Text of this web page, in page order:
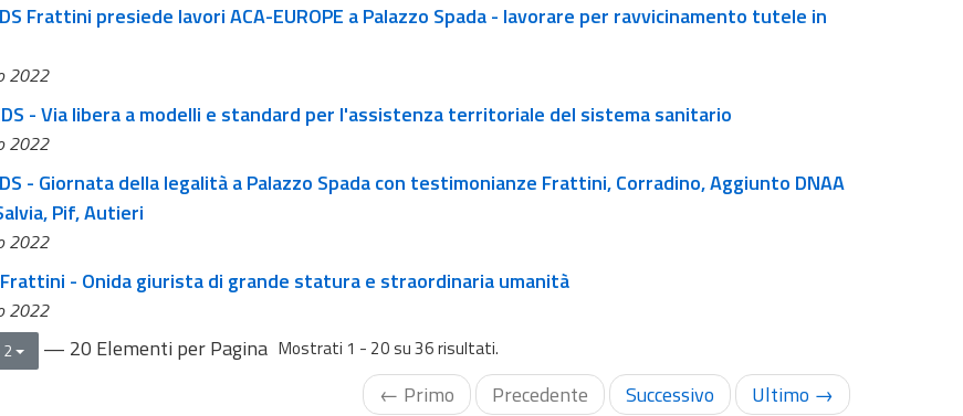
Frattini presiede lavori ACA-EUROPE a Palazzo Spada - lavorare per ravvicinamento tutele in
2022
- Via libera a modelli e standard per l'assistenza territoriale del sistema sanitario
2022
Pif, Autieri
2022
- Onida giurista di grande statura e straordinaria umanità
2022
2 — 20 Elementi per Pagina Mostrati 1 - 20 su 36 risultati.
← Primo Precedente Successivo Ultimo →